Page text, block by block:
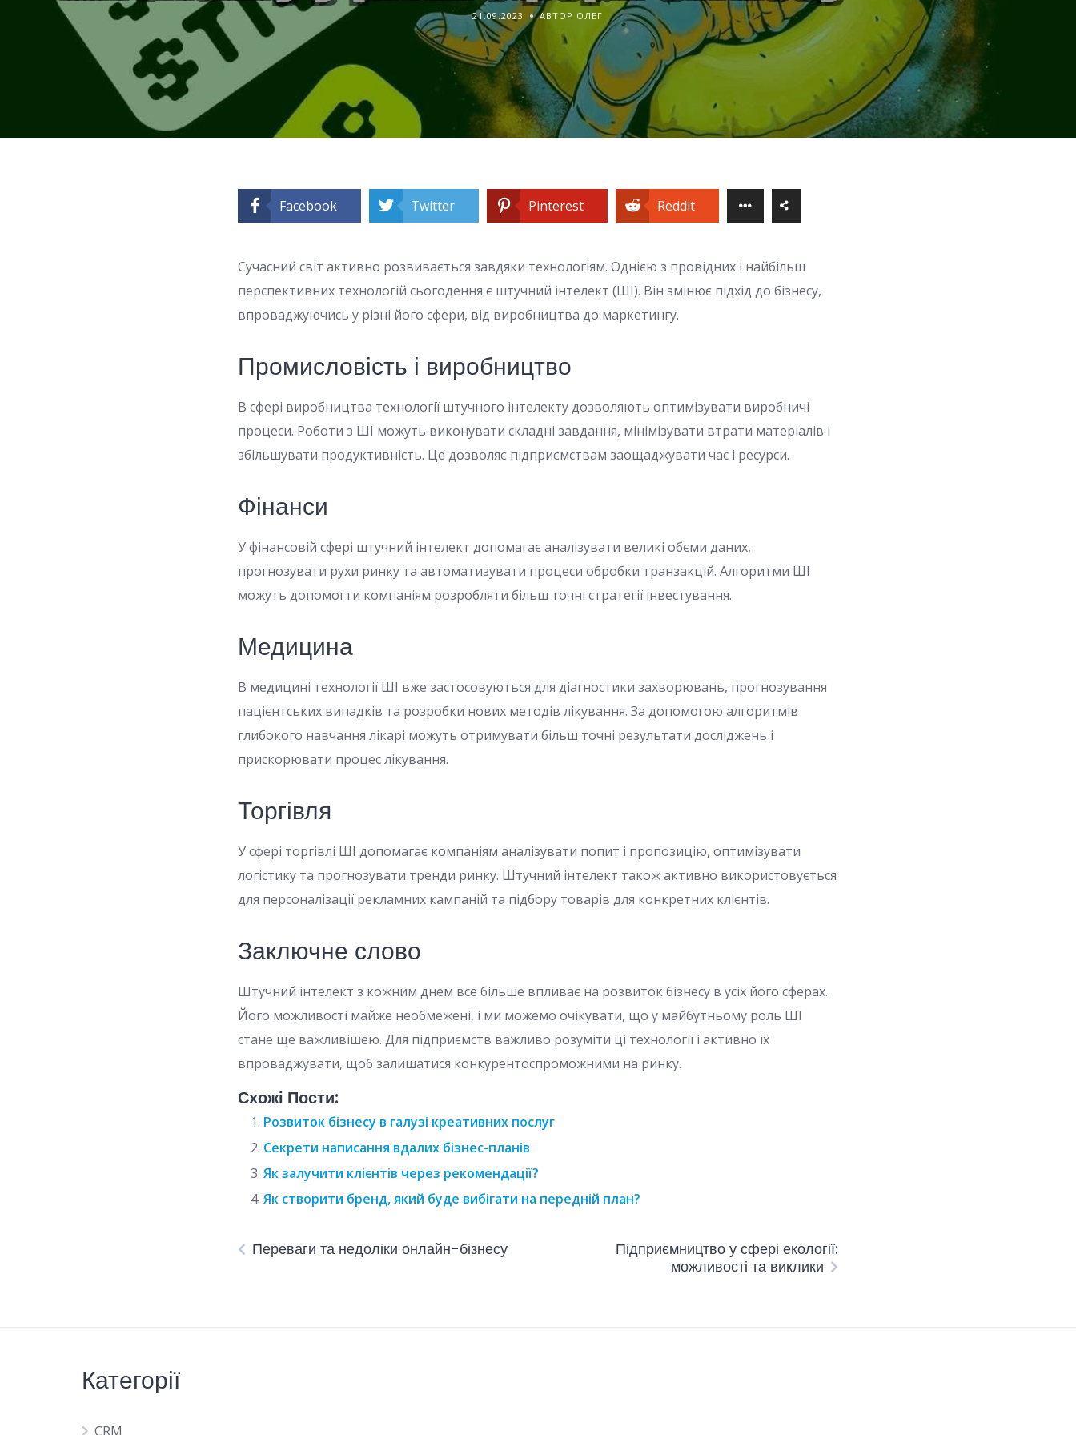
21.09.2023 АВТОР ОЛЕГ
Facebook Twitter Pinterest Reddit
Сучасний світ активно розвивається завдяки технологіям. Однією з провідних і найбільш
перспективних технологій сьогодення є штучний інтелект (ШІ). Він змінює підхід до бізнесу,
впроваджуючись у різні його сфери, від виробництва до маркетингу.
Промисловість і виробництво
В сфері виробництва технології штучного інтелекту дозволяють оптимізувати виробничі
процеси. Роботи з ШІ можуть виконувати складні завдання, мінімізувати втрати матеріалів і
збільшувати продуктивність. Це дозволяє підприємствам заощаджувати час і ресурси.
Фінанси
У фінансовій сфері штучний інтелект допомагає аналізувати великі обєми даних,
прогнозувати рухи ринку та автоматизувати процеси обробки транзакцій. Алгоритми ШІ
можуть допомогти компаніям розробляти більш точні стратегії інвестування.
Медицина
В медицині технології ШІ вже застосовуються для діагностики захворювань, прогнозування
пацієнтських випадків та розробки нових методів лікування. За допомогою алгоритмів
глибокого навчання лікарі можуть отримувати більш точні результати досліджень і
прискорювати процес лікування.
Торгівля
У сфері торгівлі ШІ допомагає компаніям аналізувати попит і пропозицію, оптимізувати
логістику та прогнозувати тренди ринку. Штучний інтелект також активно використовується
для персоналізації рекламних кампаній та підбору товарів для конкретних клієнтів.
Заключне слово
Штучний інтелект з кожним днем все більше впливає на розвиток бізнесу в усіх його сферах.
Його можливості майже необмежені, і ми можемо очікувати, що у майбутньому роль ШІ
стане ще важливішею. Для підприємств важливо розуміти ці технології і активно їх
впроваджувати, щоб залишатися конкурентоспроможними на ринку.
Схожі Пости:
Розвиток бізнесу в галузі креативних послуг
Секрети написання вдалих бізнес-планів
Як залучити клієнтів через рекомендації?
Як створити бренд, який буде вибігати на передній план?
Переваги та недоліки онлайн-бізнесу
Підприємництво у сфері екології:
можливості та виклики
Категорії
CRM